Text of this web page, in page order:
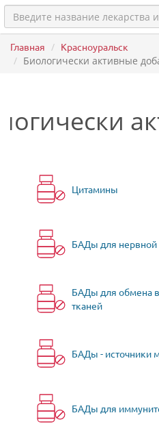
Главная Красноуральск
Биологически активные
Цитамины
БАДы для нервной
БАДы для обмена
тканей
БАДы - источники
БАДы для